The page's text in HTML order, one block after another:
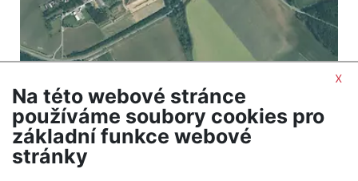
Land for sale / field / 4505 m2
Mrlínek
189,210 CZK (real estate) Price
x
Na této webové stránce
používáme soubory cookies pro
základní funkce webové
stránky